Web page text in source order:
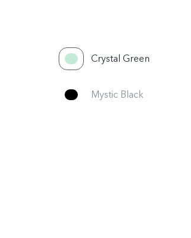
Crystal Green
Mystic Black